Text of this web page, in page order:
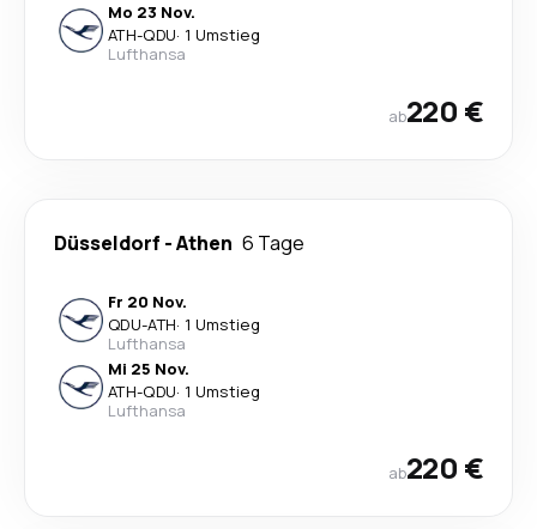
Mo 23 Nov.
ATH-QDU· 1 Umstieg
Lufthansa
ab220 €
Düsseldorf -Athen 6 Tage
Fr 20 Nov.
QDU-ATH· 1 Umstieg
Lufthansa
Mi 25 Nov.
ATH-QDU· 1 Umstieg
Lufthansa
ab220 €